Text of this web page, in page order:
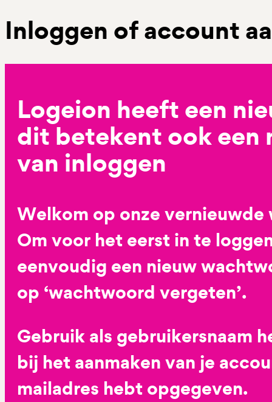
Inloggen of account
Logeion heeft een
dit betekent ook een
van inloggen
Welkom op onze vernieuwde
Om voor het eerst in te
eenvoudig een nieuw
op ‘wachtwoord vergeten’.
Gebruik als gebruikersnaam
bij het aanmaken van je
mailadres hebt opgegeven.